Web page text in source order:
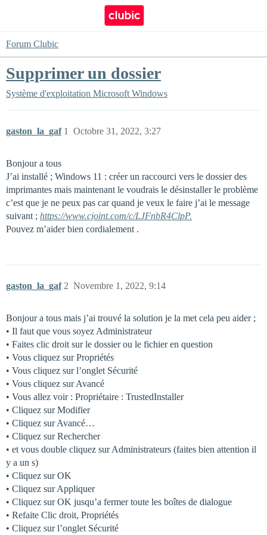
Forum Clubic
Supprimer un dossier
Système d'exploitation Microsoft Windows
gaston_la_gaf Octobre 31, 2022, 3:27
1
Bonjour a tous
J’ai installé ; Windows 11 : créer un raccourci vers le dossier des
imprimantes mais maintenant le voudrais le désinstaller le problème
c’est que je ne peux pas car quand je veux le faire j’ai le message
suivant ; https://www.cjoint.com/c/LJFnbR4ClpP.
Pouvez m’aider bien cordialement .
gaston_la_gaf Novembre 1, 2022, 9:14
2
Bonjour a tous mais j’ai trouvé la solution je la met cela peu aider ;
• Il faut que vous soyez Administrateur
• Faites clic droit sur le dossier ou le fichier en question
• Vous cliquez sur Propriétés
• Vous cliquez sur l’onglet Sécurité
• Vous cliquez sur Avancé
• Vous allez voir : Propriétaire : TrustedInstaller
• Cliquez sur Modifier
• Cliquez sur Avancé…
• Cliquez sur Rechercher
• et vous double cliquez sur Administrateurs (faites bien attention il
y a un s)
• Cliquez sur OK
• Cliquez sur Appliquer
• Cliquez sur OK jusqu’a fermer toute les boîtes de dialogue
• Refaite Clic droit, Propriétés
• Cliquez sur l’onglet Sécurité